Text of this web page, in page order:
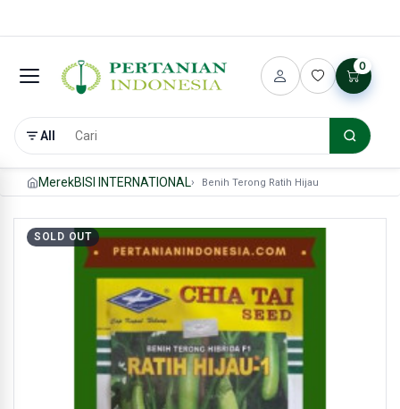
All
0
MerekBISI INTERNATIONAL Benih Terong Ratih Hijau
SOLD OUT